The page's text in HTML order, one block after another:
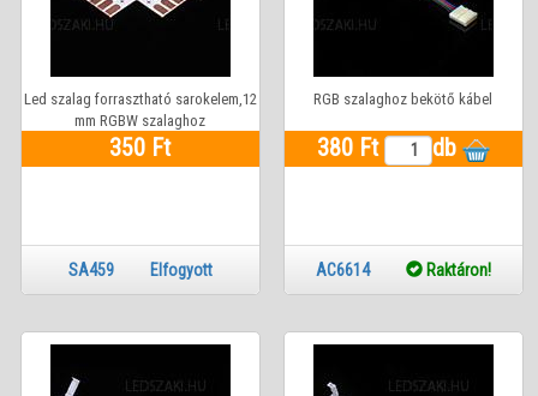
Led szalag forrasztható sarokelem,12
mm RGBW szalaghoz
350 Ft
SA459 Elfogyott
RGB szalaghoz bekötő kábel
380 Ft db
AC6614 Raktáron!